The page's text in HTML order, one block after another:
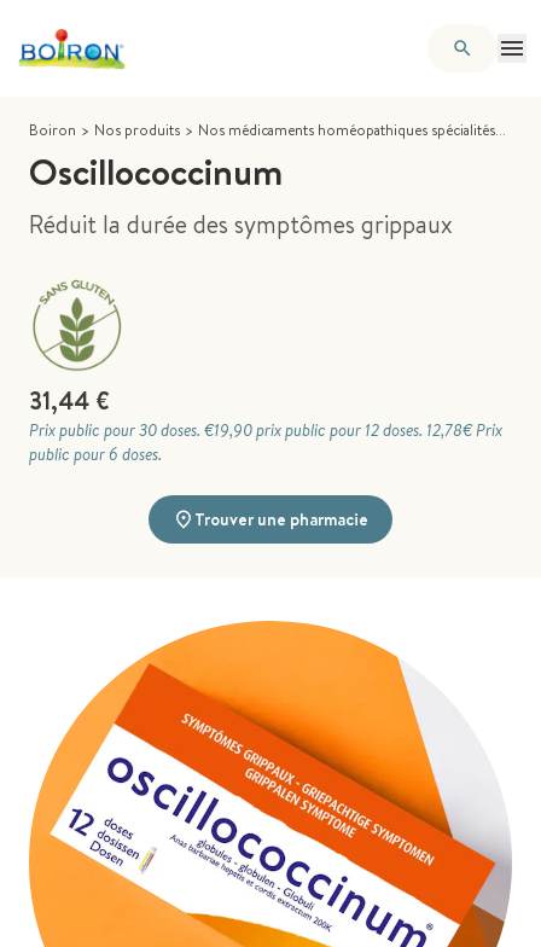
Boiron > Nos produits > Nos médicaments homéopathiques spécialités >
Oscillococcinum
Réduit la durée des symptômes grippaux
31,44 €
Prix public pour 30 doses. €19,90 prix public pour 12 doses. 12,78€ Prix
public pour 6 doses.
Trouver une pharmacie